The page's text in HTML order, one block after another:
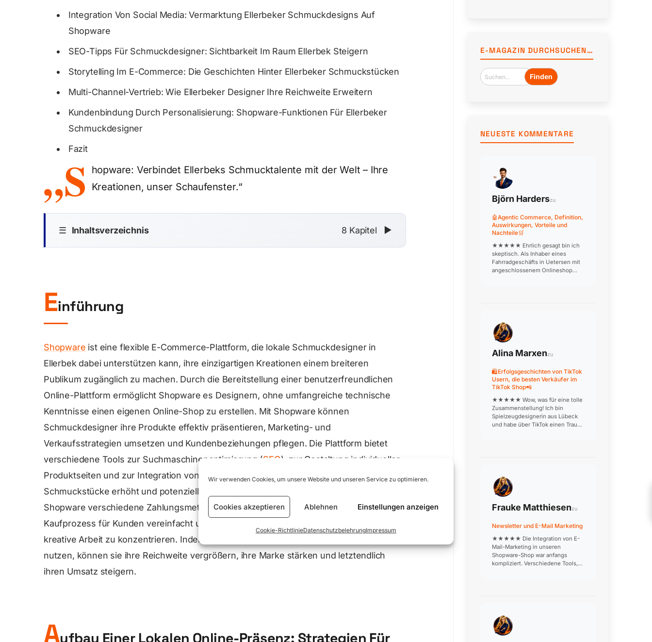
Wir verwenden Cookies, um unsere Website und unseren Service zu optimieren.
Cookies akzeptieren Ablehnen Einstellungen anzeigen
Cookie-RichtlinieDatenschutzbelehrungImpressum
Integration Von Social Media: Vermarktung Ellerbeker Schmuckdesigns Auf
Shopware
SEO-Tipps Für Schmuckdesigner: Sichtbarkeit Im Raum Ellerbek Steigern
Storytelling Im E-Commerce: Die Geschichten Hinter Ellerbeker Schmuckstücken
Multi-Channel-Vertrieb: Wie Ellerbeker Designer Ihre Reichweite Erweitern
Kundenbindung Durch Personalisierung: Shopware-Funktionen Für Ellerbeker
Schmuckdesigner
Fazit
„S
hopware: Verbindet Ellerbeks Schmucktalente mit der Welt – Ihre
Kreationen, unser Schaufenster.“
☰ Inhaltsverzeichnis 8 Kapitel ▼
Einführung
Shopware ist eine flexible E-Commerce-Plattform, die lokale Schmuckdesigner in
Ellerbek dabei unterstützen kann, ihre einzigartigen Kreationen einem breiteren
Publikum zugänglich zu machen. Durch die Bereitstellung einer benutzerfreundlichen
Online-Plattform ermöglicht Shopware es Designern, ohne umfangreiche technische
Kenntnisse einen eigenen Online-Shop zu erstellen. Mit Shopware können
Schmuckdesigner ihre Produkte effektiv präsentieren, Marketing- und
Verkaufsstrategien umsetzen und Kundenbeziehungen pflegen. Die Plattform bietet
verschiedene Tools zur Suchmaschinenoptimierung (SEO), zur Gestaltung individueller
Produktseiten und zur Integration von Social-Media-Kanälen, was die Sichtbarkeit der
Schmuckstücke erhöht und potenzielle Kunden anzieht. Darüber hinaus unterstützt
Shopware verschiedene Zahlungsmethoden und Logistiklösungen, was den
Kaufprozess für Kunden vereinfacht und den Designern ermöglicht, sich auf ihre
kreative Arbeit zu konzentrieren. Indem lokale Schmuckdesigner in Ellerbek Shopware
nutzen, können sie ihre Reichweite vergrößern, ihre Marke stärken und letztendlich
ihren Umsatz steigern.
Aufbau Einer Lokalen Online-Präsenz: Strategien Für
Uhr
nachts,
3
Uhr.
E-MAGAZIN DURCHSUCHEN…
NEUESTE KOMMENTARE
Björn Harderszu
🤖Agentic Commerce, Definition,
Auswirkungen, Vorteile und
Nachteile🛒
★★★★★ Ehrlich gesagt bin ich
skeptisch. Als Inhaber eines
Fahrradgeschäfts in Uetersen mit
angeschlossenem Onlineshop
Alina Marxenzu
🛍️Erfolgsgeschichten von TikTok
Usern, die besten Verkäufer im
TikTok Shop📲
★★★★★ Wow, was für eine tolle
Zusammenstellung! Ich bin
Spielzeugdesignerin aus Lübeck
und habe über TikTok einen Traum
Frauke Matthiesenzu
Newsletter und E-Mail Marketing
★★★★★ Die Integration von E-
Mail-Marketing in unseren
Shopware-Shop war anfangs
kompliziert. Verschiedene Tools,